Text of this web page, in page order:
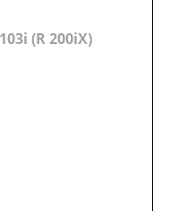
(R 200iX)